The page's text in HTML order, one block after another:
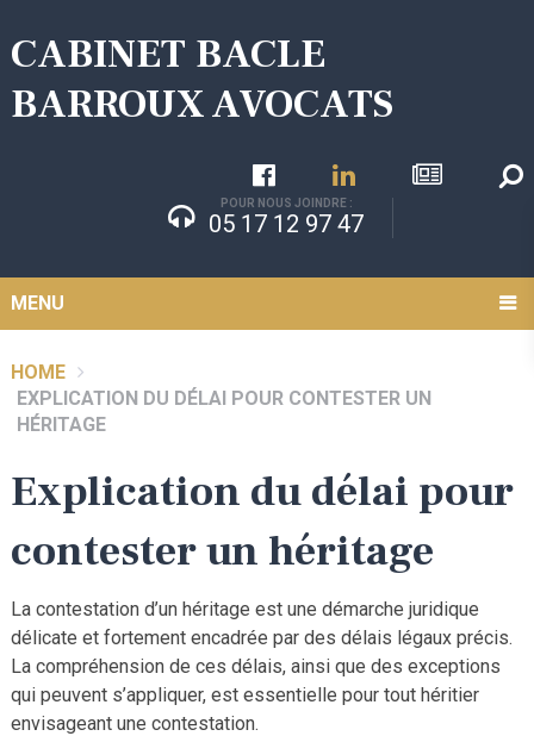
CABINET BACLE
BARROUX AVOCATS
POUR NOUS JOINDRE :
05 17 12 97 47
MENU
HOME
EXPLICATION DU DÉLAI POUR CONTESTER UN
HÉRITAGE
Explication du délai pour
contester un héritage
La contestation d’un héritage est une démarche juridique
délicate et fortement encadrée par des délais légaux précis.
La compréhension de ces délais, ainsi que des exceptions
qui peuvent s’appliquer, est essentielle pour tout héritier
envisageant une contestation.